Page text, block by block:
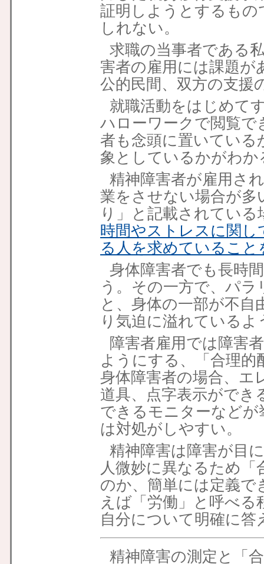
証明しようとするも
しれない。
求職の当事者である
害者の雇用には課題が
公的民間、双方の支援
就職活動をはじめて
ハローワークで閲覧で
者も念頭に置いている
象としているかがわか
精神障害者が雇用さ
業をさせない場合が多
り」と記載されている
時間やストレスに関
る人を求めていること
身体障害者でも長時
う。その一方で、パ
と、身体の一部が不自
り気迫に溢れている
障害者雇用では障害
ようにする、「合理的
身体障害者の場合、エ
道具、点字表示ができ
できるモニターなど
は対処がしやすい。
精神障害は障害が目
人微妙に異なるため
のか、簡単には定義
えば「労働」と呼べ
自分について明確に
精神障害の測定と「